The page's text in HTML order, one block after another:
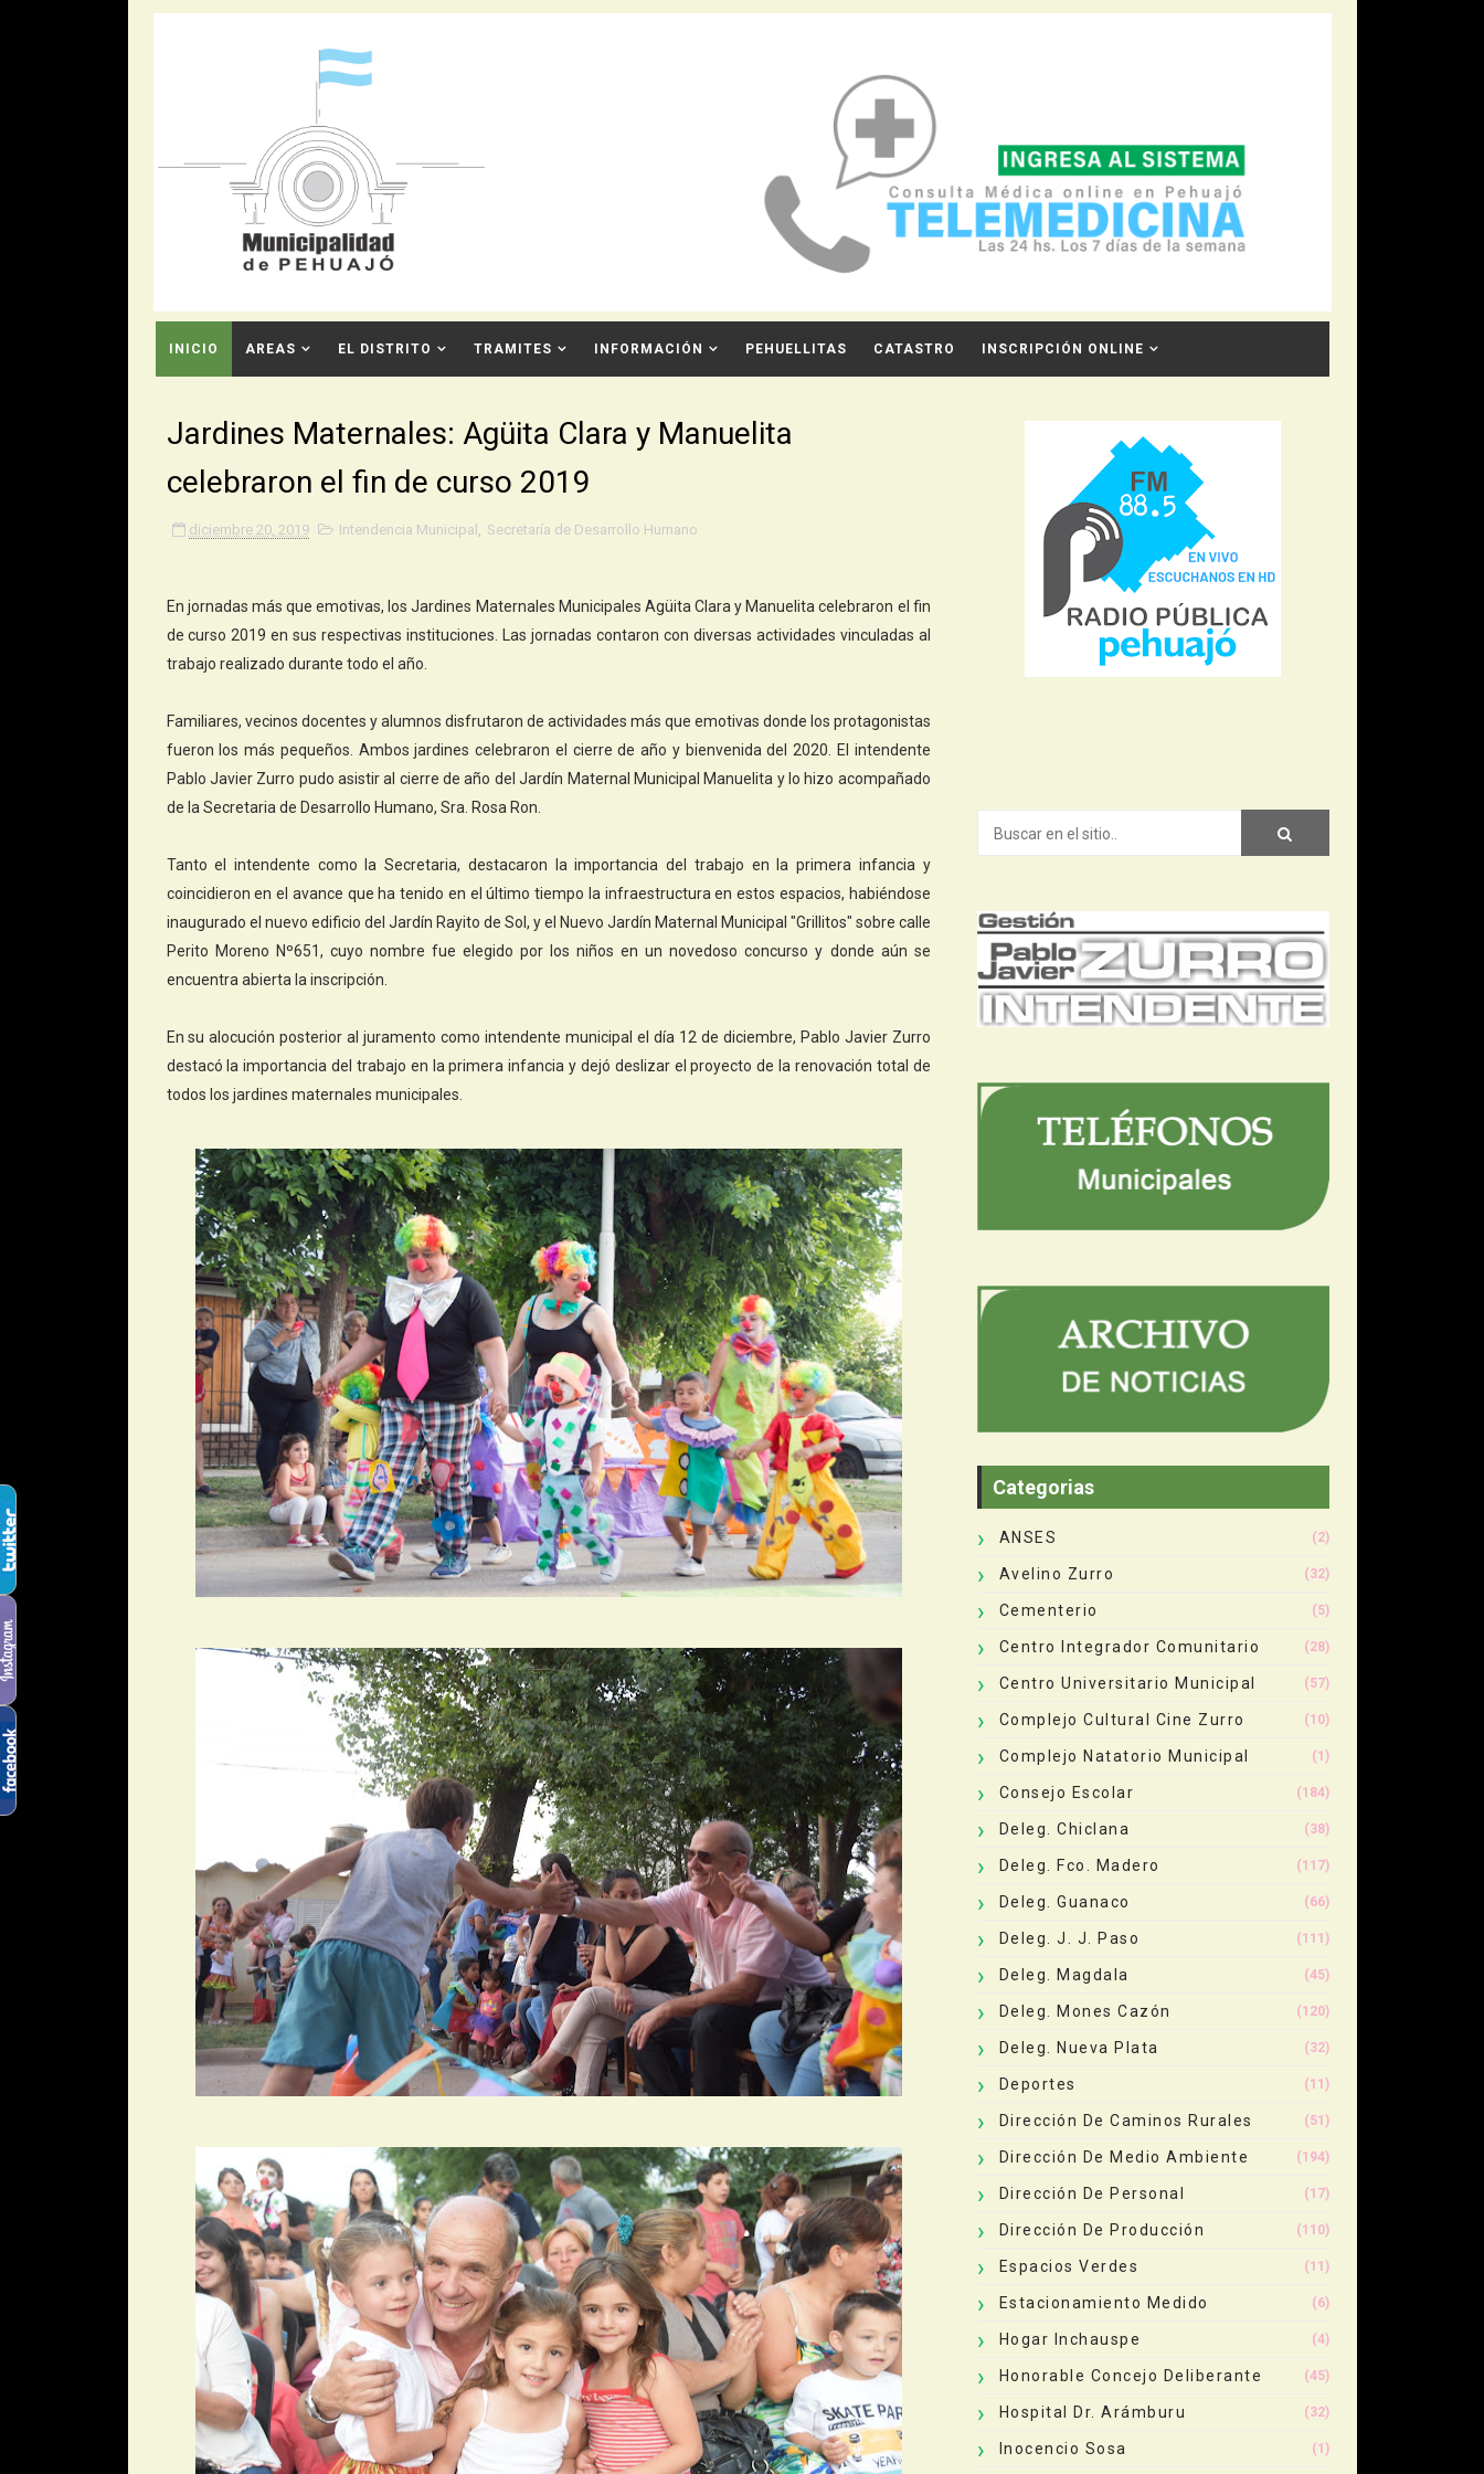
INICIO AREAS EL DISTRITO TRAMITES INFORMACIÓN PEHUELLITAS CATASTRO INSCRIPCIÓN ONLINE
Jardines Maternales: Agüita Clara y Manuelita
celebraron el fin de curso 2019
diciembre 20, 2019 Intendencia Municipal , Secretaría de Desarrollo Humano
En jornadas más que emotivas, los Jardines Maternales Municipales Agüita Clara y Manuelita celebraron el fin
de curso 2019 en sus respectivas instituciones. Las jornadas contaron con diversas actividades vinculadas al
trabajo realizado durante todo el año.
Familiares, vecinos docentes y alumnos disfrutaron de actividades más que emotivas donde los protagonistas
fueron los más pequeños. Ambos jardines celebraron el cierre de año y bienvenida del 2020. El intendente
Pablo Javier Zurro pudo asistir al cierre de año del Jardín Maternal Municipal Manuelita y lo hizo acompañado
de la Secretaria de Desarrollo Humano, Sra. Rosa Ron.
Tanto el intendente como la Secretaria, destacaron la importancia del trabajo en la primera infancia y
coincidieron en el avance que ha tenido en el último tiempo la infraestructura en estos espacios, habiéndose
inaugurado el nuevo edificio del Jardín Rayito de Sol, y el Nuevo Jardín Maternal Municipal "Grillitos" sobre calle
Perito Moreno Nº651, cuyo nombre fue elegido por los niños en un novedoso concurso y donde aún se
encuentra abierta la inscripción.
En su alocución posterior al juramento como intendente municipal el día 12 de diciembre, Pablo Javier Zurro
destacó la importancia del trabajo en la primera infancia y dejó deslizar el proyecto de la renovación total de
todos los jardines maternales municipales.
Categorias
ANSES (2)
Avelino Zurro (32)
Cementerio (5)
Centro Integrador Comunitario (28)
Centro Universitario Municipal (57)
Complejo Cultural Cine Zurro (10)
Complejo Natatorio Municipal (1)
Consejo Escolar (184)
Deleg. Chiclana (38)
Deleg. Fco. Madero (117)
Deleg. Guanaco (66)
Deleg. J. J. Paso (111)
Deleg. Magdala (45)
Deleg. Mones Cazón (120)
Deleg. Nueva Plata (32)
Deportes (11)
Dirección De Caminos Rurales (51)
Dirección De Medio Ambiente (194)
Dirección De Personal (17)
Dirección De Producción (110)
Espacios Verdes (11)
Estacionamiento Medido (6)
Hogar Inchauspe (4)
Honorable Concejo Deliberante (45)
Hospital Dr. Arámburu (32)
Inocencio Sosa (1)